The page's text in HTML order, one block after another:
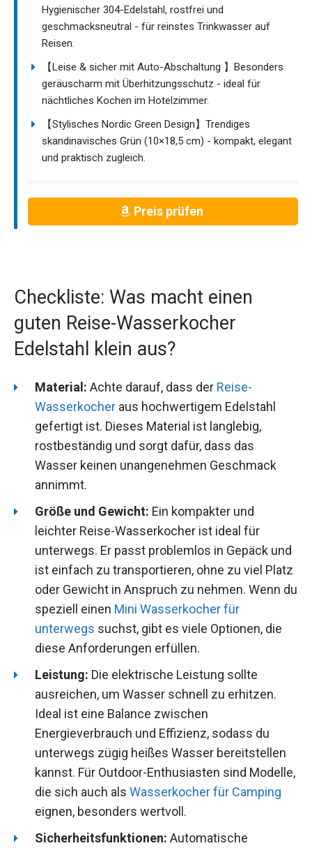
Hygienischer 304-Edelstahl, rostfrei und
geschmacksneutral - für reinstes Trinkwasser auf
Reisen.
【Leise & sicher mit Auto-Abschaltung 】Besonders
geräuscharm mit Überhitzungsschutz - ideal für
nächtliches Kochen im Hotelzimmer.
【Stylisches Nordic Green Design】Trendiges
skandinavisches Grün (10×18,5 cm) - kompakt, elegant
und praktisch zugleich.
Preis prüfen
Checkliste: Was macht einen
guten Reise-Wasserkocher
Edelstahl klein aus?
Material: Achte darauf, dass der Reise-
Wasserkocher aus hochwertigem Edelstahl
gefertigt ist. Dieses Material ist langlebig,
rostbeständig und sorgt dafür, dass das
Wasser keinen unangenehmen Geschmack
annimmt.
Größe und Gewicht: Ein kompakter und
leichter Reise-Wasserkocher ist ideal für
unterwegs. Er passt problemlos in Gepäck und
ist einfach zu transportieren, ohne zu viel Platz
oder Gewicht in Anspruch zu nehmen. Wenn du
speziell einen Mini Wasserkocher für
unterwegs suchst, gibt es viele Optionen, die
diese Anforderungen erfüllen.
Leistung: Die elektrische Leistung sollte
ausreichen, um Wasser schnell zu erhitzen.
Ideal ist eine Balance zwischen
Energieverbrauch und Effizienz, sodass du
unterwegs zügig heißes Wasser bereitstellen
kannst. Für Outdoor-Enthusiasten sind Modelle,
die sich auch als Wasserkocher für Camping
eignen, besonders wertvoll.
Sicherheitsfunktionen: Automatische